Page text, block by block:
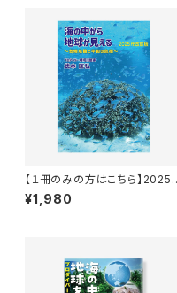
【１冊のみの方はこちら】2025
年改訂版 海の中から地球が見
える 気候危機と平和の危機＊武
¥1,980